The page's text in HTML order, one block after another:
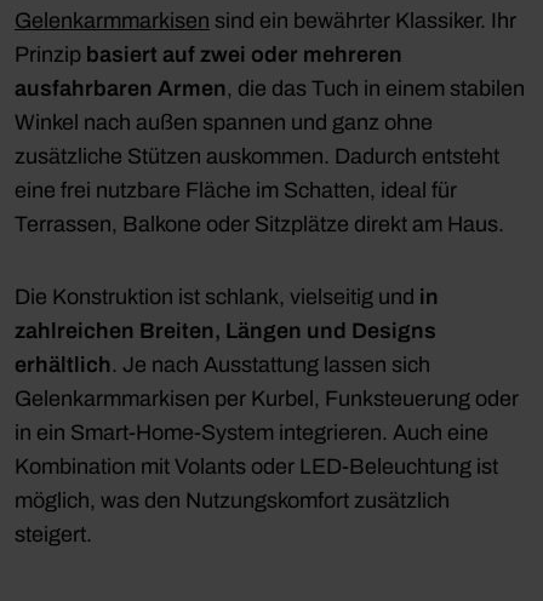
Gelenkarmmarkisen sind ein bewährter Klassiker. Ihr
Prinzip basiert auf zwei oder mehreren
ausfahrbaren Armen, die das Tuch in einem stabilen
Winkel nach außen spannen und ganz ohne
zusätzliche Stützen auskommen. Dadurch entsteht
eine frei nutzbare Fläche im Schatten, ideal für
Terrassen, Balkone oder Sitzplätze direkt am Haus.
Die Konstruktion ist schlank, vielseitig und in
zahlreichen Breiten, Längen und Designs
erhältlich. Je nach Ausstattung lassen sich
Gelenkarmmarkisen per Kurbel, Funksteuerung oder
in ein Smart-Home-System integrieren. Auch eine
Kombination mit Volants oder LED-Beleuchtung ist
möglich, was den Nutzungskomfort zusätzlich
steigert.